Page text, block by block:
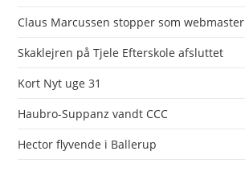
Claus Marcussen stopper som webmaster
Skaklejren på Tjele Efterskole afsluttet
Kort Nyt uge 31
Haubro-Suppanz vandt CCC
Hector flyvende i Ballerup